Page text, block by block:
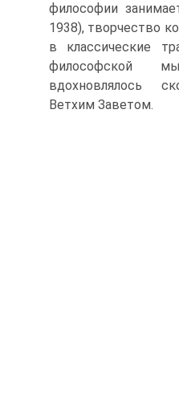
философии
1938), творчество
в классические
философской
вдохновлялось
Ветхим Заветом.